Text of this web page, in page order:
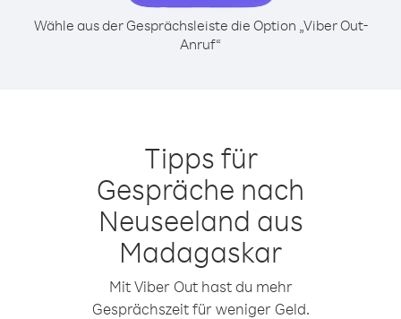
Wähle aus der Gesprächsleiste die Option „Viber Out-
Anruf“
Tipps für
Gespräche nach
Neuseeland aus
Madagaskar
Mit Viber Out hast du mehr
Gesprächszeit für weniger Geld.